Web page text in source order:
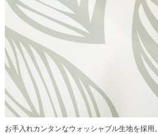
お手入れカンタンなウォッシャブル生地を採用。